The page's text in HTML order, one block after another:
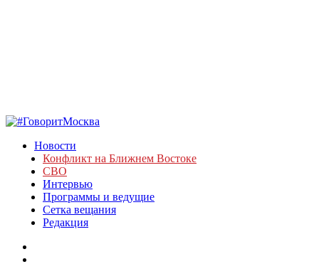
Новости
Конфликт на Ближнем Востоке
СВО
Интервью
Программы и ведущие
Сетка вещания
Редакция